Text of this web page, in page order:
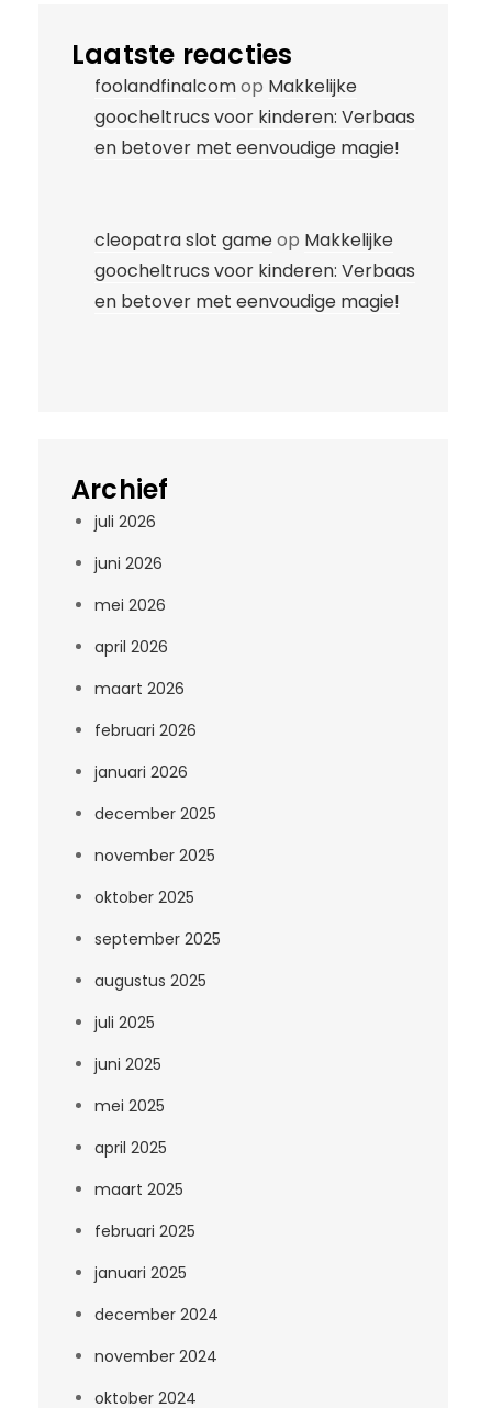
Laatste reacties
foolandfinalcomop Makkelijke
goocheltrucs voor kinderen: Verbaas
en betover met eenvoudige magie!
cleopatra slot gameop Makkelijke
goocheltrucs voor kinderen: Verbaas
en betover met eenvoudige magie!
Archief
juli 2026
juni 2026
mei 2026
april 2026
maart 2026
februari 2026
januari 2026
december 2025
november 2025
oktober 2025
september 2025
augustus 2025
juli 2025
juni 2025
mei 2025
april 2025
maart 2025
februari 2025
januari 2025
december 2024
november 2024
oktober 2024